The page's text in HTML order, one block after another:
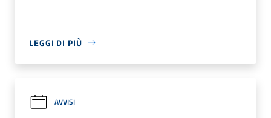
LEGGI DI PIÙ
AVVISI